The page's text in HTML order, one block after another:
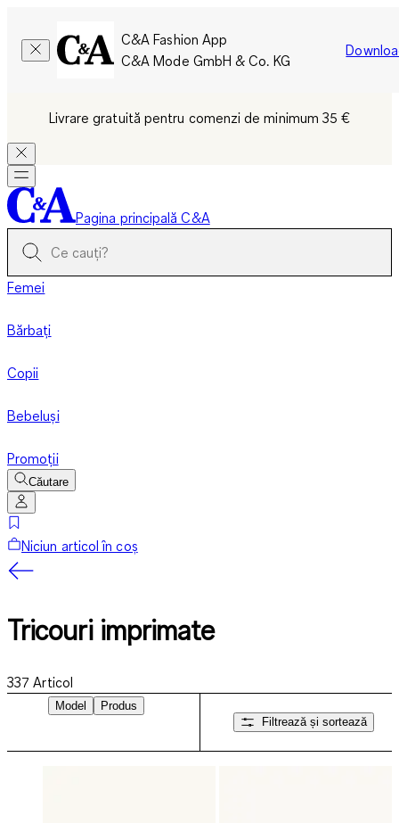
C&A Fashion App
C&A Mode GmbH & Co. KG
Livrare gratuită pentru comenzi de minimum 35 €
Pagina principală C&A
Femei
Bărbați
Copii
Bebeluși
Promoții
Căutare
Niciun articol în coș
Tricouri imprimate
337 Articol
Model
Produs
Filtrează și sortează